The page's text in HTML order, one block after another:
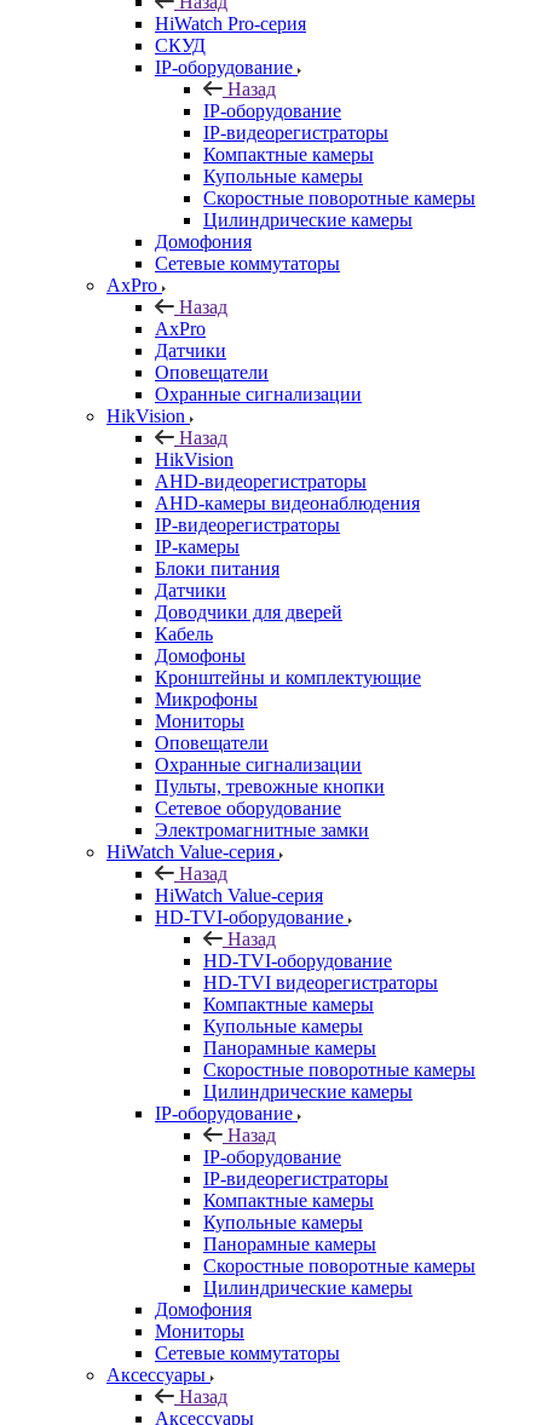
HiWatch Pro-серия
CКУД
IP-оборудование
Назад
IP-оборудование
IP-видеорегистраторы
Компактные камеры
Купольные камеры
Скоростные поворотные камеры
Цилиндрические камеры
Домофония
Сетевые коммутаторы
AxPro
Назад
AxPro
Датчики
Оповещатели
Охранные сигнализации
HikVision
Назад
HikVision
AHD-видеорегистраторы
AHD-камеры видеонаблюдения
IP-видеорегистраторы
IP-камеры
Блоки питания
Датчики
Доводчики для дверей
Кабель
Домофоны
Кронштейны и комплектующие
Микрофоны
Мониторы
Оповещатели
Охранные сигнализации
Пульты, тревожные кнопки
Сетевое оборудование
Электромагнитные замки
HiWatch Value-серия
Назад
HiWatch Value-серия
HD-TVI-оборудование
Назад
HD-TVI-оборудование
HD-TVI видеорегистраторы
Компактные камеры
Купольные камеры
Панорамные камеры
Скоростные поворотные камеры
Цилиндрические камеры
IP-оборудование
Назад
IP-оборудование
IP-видеорегистраторы
Компактные камеры
Купольные камеры
Панорамные камеры
Скоростные поворотные камеры
Цилиндрические камеры
Домофония
Мониторы
Сетевые коммутаторы
Аксессуары
Назад
Аксессуары